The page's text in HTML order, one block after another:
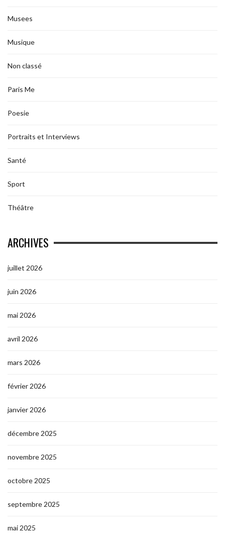
Musees
Musique
Non classé
Paris Me
Poesie
Portraits et Interviews
Santé
Sport
Théâtre
ARCHIVES
juillet 2026
juin 2026
mai 2026
avril 2026
mars 2026
février 2026
janvier 2026
décembre 2025
novembre 2025
octobre 2025
septembre 2025
mai 2025